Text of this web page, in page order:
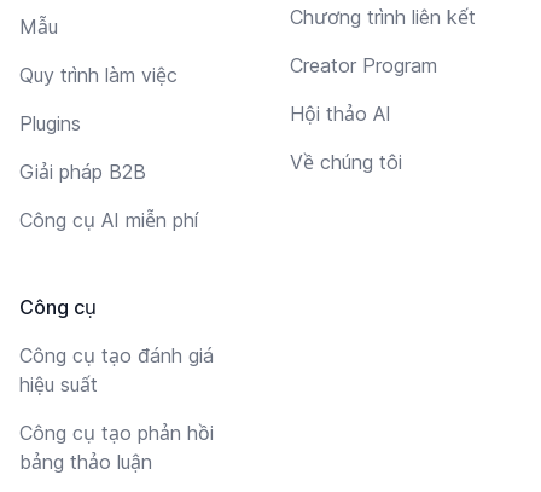
Mẫu
Quy trình làm việc
Plugins
Giải pháp B2B
Công cụ AI miễn phí
Công cụ
Công cụ tạo đánh giá
hiệu suất
Công cụ tạo phản hồi
bảng thảo luận
Chương trình liên kết
Creator Program
Hội thảo AI
Về chúng tôi